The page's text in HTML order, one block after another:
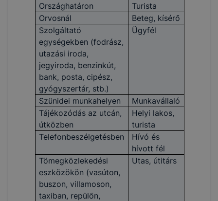
Országhatáron
Turista
Orvosnál
Beteg, kísérő
Szolgáltató
egységekben (fodrász,
utazási iroda,
jegyiroda, benzinkút,
bank, posta, cipész,
gyógyszertár, stb.)
Ügyfél
Szünidei munkahelyen
Munkavállaló
Tájékozódás az utcán,
útközben
Helyi lakos,
turista
Telefonbeszélgetésben
Hívó és
hívott fél
Tömegközlekedési
eszközökön (vasúton,
buszon, villamoson,
taxiban, repülőn,
Utas, útitárs